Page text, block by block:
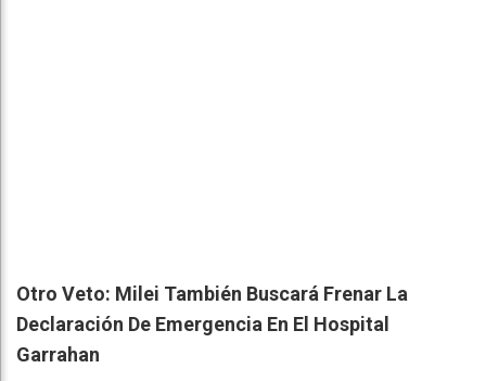
Otro Veto: Milei También Buscará Frenar La
Declaración De Emergencia En El Hospital
Garrahan